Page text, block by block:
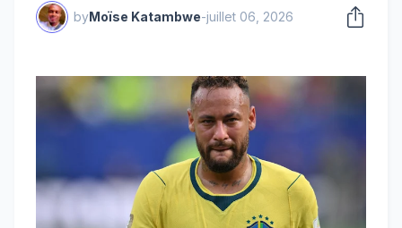
byMoïse Katambwe-juillet 06, 2026